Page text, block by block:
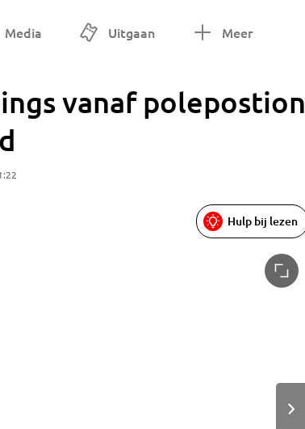
Media Uitgaan Meer
vanaf polepostion
Hulp bij lezen